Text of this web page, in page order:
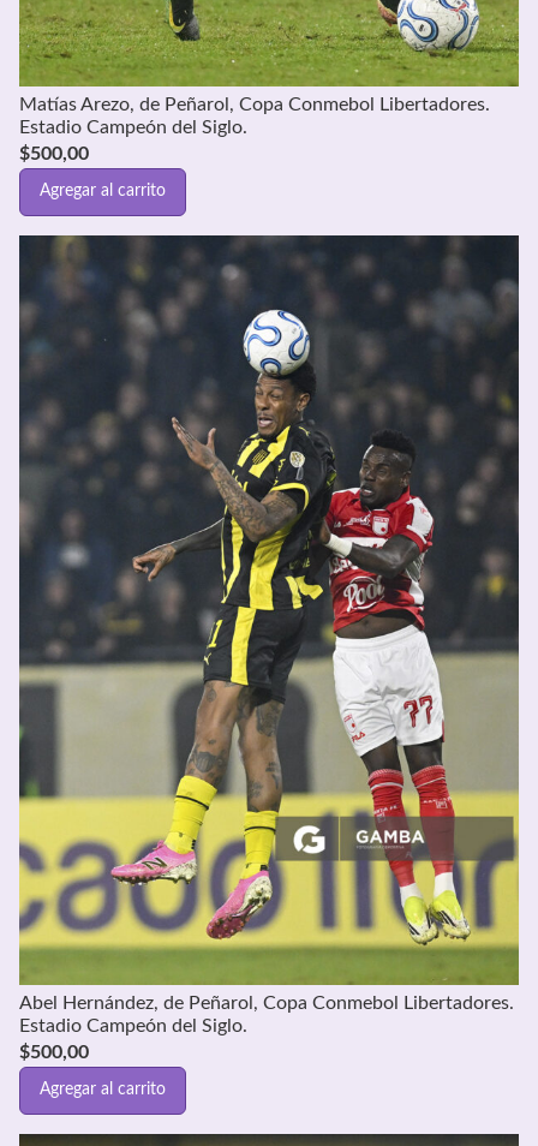
Matías Arezo, de Peñarol, Copa Conmebol Libertadores.
Estadio Campeón del Siglo.
$500,00
Agregar al carrito
Abel Hernández, de Peñarol, Copa Conmebol Libertadores.
Estadio Campeón del Siglo.
$500,00
Agregar al carrito